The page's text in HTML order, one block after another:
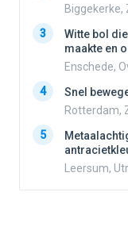
Biggekerke,
3
Witte bol
maakte en
Enschede,
4
Snel
Rotterdam,
5
Leersum,